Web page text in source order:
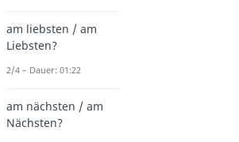
am liebsten / am
Liebsten?
2/4 – Dauer: 01:22
am nächsten / am
Nächsten?